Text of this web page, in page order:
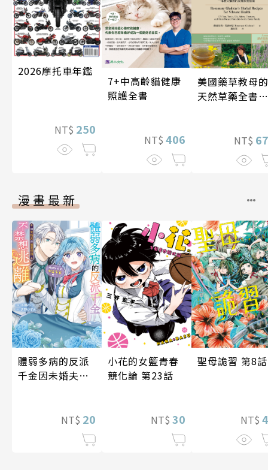
2026摩托車年鑑
NT$ 250
7+中高齡貓健康
照護全書
NT$ 406
美國藥草教母的
天然草藥全書
NT$
漫畫最新
體弱多病的反派
千金因未婚夫的
是水火不容NT$ 20
小花的女籃青春
競化論 第23話
NT$ 30
聖母詭習 第8話
NT$